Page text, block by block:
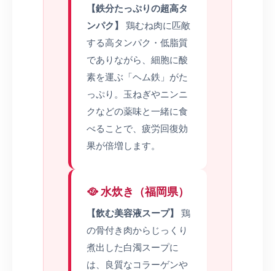
【鉄分たっぷりの超高タ
ンパク】 鶏むね肉に匹敵
する高タンパク・低脂質
でありながら、細胞に酸
素を運ぶ「ヘム鉄」がた
っぷり。玉ねぎやニンニ
クなどの薬味と一緒に食
べることで、疲労回復効
果が倍増します。
🥘 水炊き（福岡県）
【飲む美容液スープ】 鶏
の骨付き肉からじっくり
煮出した白濁スープに
は、良質なコラーゲンや